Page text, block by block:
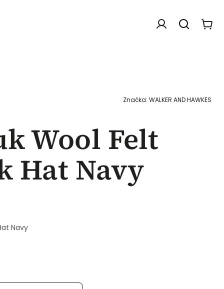
Dárkové poukazy Chovatelské
Wool Felt
Hat Navy
Navy
Značka: WALKER AND HAWKES